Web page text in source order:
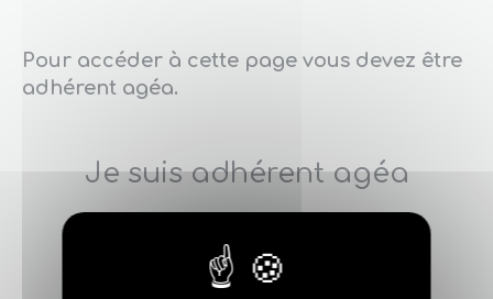
Pour accéder à cette page vous devez être
adhérent agéa.
Je suis adhérent agéa
Je m'identifie